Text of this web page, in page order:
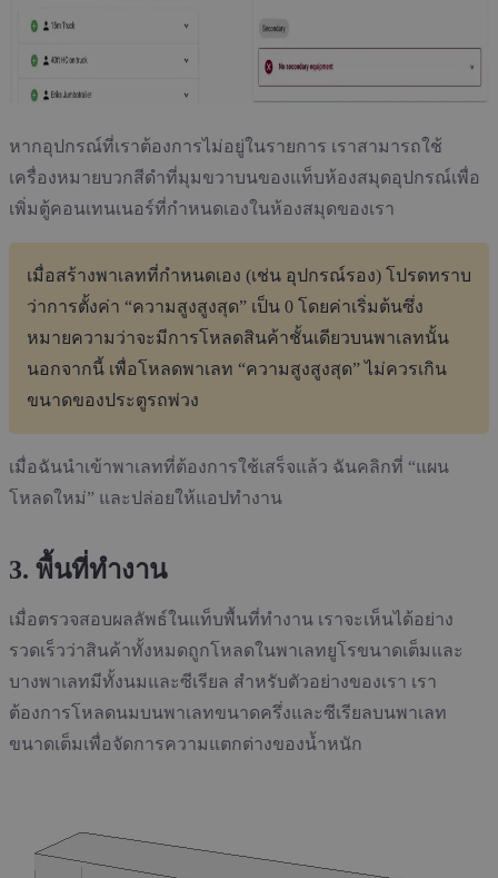
หากอุปกรณ์ที่เราต้องการไม่อยู่ในรายการ เราสามารถใช้
เครื่องหมายบวกสีดำที่มุมขวาบนของแท็บห้องสมุดอุปกรณ์เพื่อ
เพิ่มตู้คอนเทนเนอร์ที่กำหนดเองในห้องสมุดของเรา
เมื่อสร้างพาเลทที่กำหนดเอง (เช่น อุปกรณ์รอง) โปรดทราบ
ว่าการตั้งค่า “ความสูงสูงสุด” เป็น 0 โดยค่าเริ่มต้นซึ่ง
หมายความว่าจะมีการโหลดสินค้าชั้นเดียวบนพาเลทนั้น
นอกจากนี้ เพื่อโหลดพาเลท “ความสูงสูงสุด” ไม่ควรเกิน
ขนาดของประตูรถพ่วง
เมื่อฉันนำเข้าพาเลทที่ต้องการใช้เสร็จแล้ว ฉันคลิกที่ “แผน
โหลดใหม่” และปล่อยให้แอปทำงาน
3. พื้นที่ทำงาน
เมื่อตรวจสอบผลลัพธ์ในแท็บพื้นที่ทำงาน เราจะเห็นได้อย่าง
รวดเร็วว่าสินค้าทั้งหมดถูกโหลดในพาเลทยูโรขนาดเต็มและ
บางพาเลทมีทั้งนมและซีเรียล สำหรับตัวอย่างของเรา เรา
ต้องการโหลดนมบนพาเลทขนาดครึ่งและซีเรียลบนพาเลท
ขนาดเต็มเพื่อจัดการความแตกต่างของน้ำหนัก